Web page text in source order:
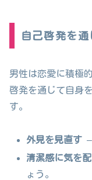
自己啓発を
男性は恋愛に積極
啓発を通じて自身
す。
外見を見直す
清潔感に気を配
ょう。